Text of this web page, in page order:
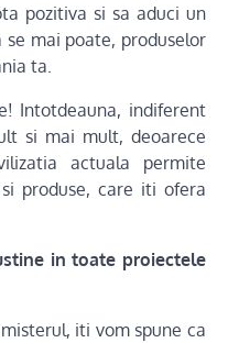
pozitiva si sa aduci un
se mai poate, produselor
ta.
Intotdeauna, indiferent
si mai mult, deoarece
actuala permite
produse, care iti ofera
in toate proiectele
iti vom spune ca